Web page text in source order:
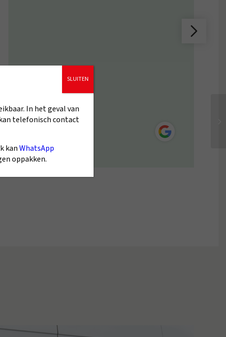
5/5
In het geval van
telefonisch contact
kanWhatsApp
oppakken.
SLUITEN